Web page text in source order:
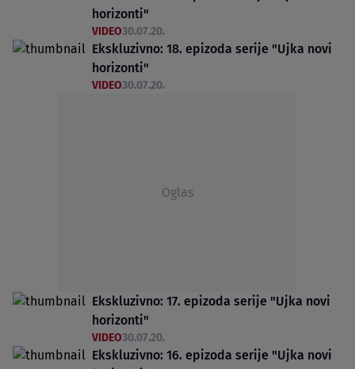
horizonti"
VIDEO30.07.20.
Ekskluzivno: 18. epizoda serije "Ujka novi
horizonti"
VIDEO30.07.20.
Oglas
Ekskluzivno: 17. epizoda serije "Ujka novi
horizonti"
VIDEO30.07.20.
Ekskluzivno: 16. epizoda serije "Ujka novi